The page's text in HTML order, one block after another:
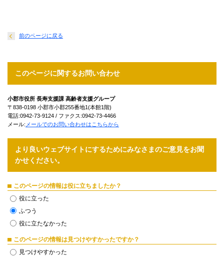
前のページに戻る
このページに関するお問い合わせ
小郡市役所 長寿支援課 高齢者支援グループ
〒838-0198 小郡市小郡255番地1(本館1階)
電話:0942-73-9124 / ファクス:0942-73-4466
メール: メールでのお問い合わせはこちらから
より良いウェブサイトにするためにみなさまのご意見をお聞
かせください。
このページの情報は役に立ちましたか？
役に立った
ふつう
役に立たなかった
このページの情報は見つけやすかったですか？
見つけやすかった